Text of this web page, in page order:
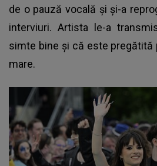
de o pauză vocală și și-a
interviuri. Artista le-a
simte bine și că este pregătită
mare.